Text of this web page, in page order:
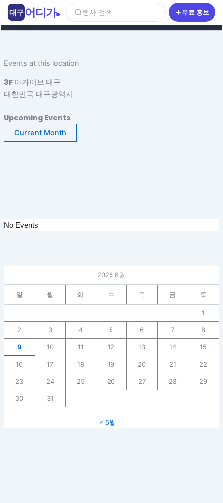
츠
너
뛰
Events at this location
3F 아카이브 대구
대한민국 대구광역시
Upcoming Events
Current Month
No Events
2026 8월
일 월 화 수 목 금 토
1
2 3 4 5 6 7 8
9 10 11 12 13 14 15
16 17 18 19 20 21 22
23 24 25 26 27 28 29
30 31
« 5월
대구 어디가 행사 검색 무료 홍보